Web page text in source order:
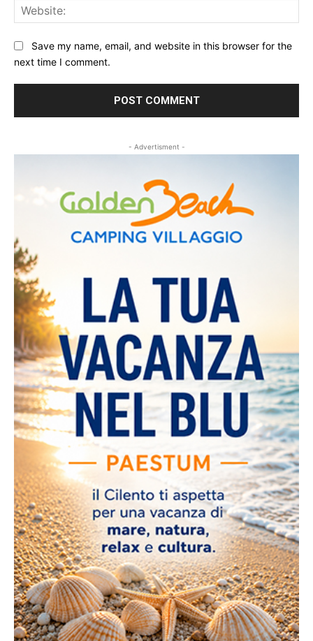
Save my name, email, and website in this browser for the
next time I comment.
- Advertisment -